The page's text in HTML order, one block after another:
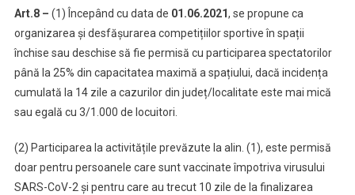
Art.8 – (1) Începând cu data de 01.06.2021, se propune ca
organizarea și desfășurarea competițiilor sportive în spații
închise sau deschise să fie permisă cu participarea spectatorilor
până la 25% din capacitatea maximă a spațiului, dacă incidența
cumulată la 14 zile a cazurilor din județ/localitate este mai mică
sau egală cu 3/1.000 de locuitori.
(2) Participarea la activitățile prevăzute la alin. (1), este permisă
doar pentru persoanele care sunt vaccinate împotriva virusului
SARS-CoV-2 și pentru care au trecut 10 zile de la finalizarea